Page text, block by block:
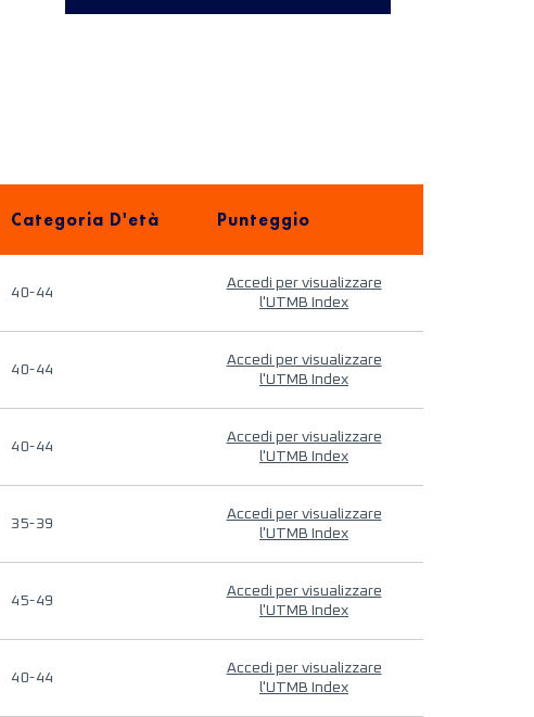
Categoria D'età Punteggio
40-44
Accedi per visualizzare
l'UTMB Index
40-44
Accedi per visualizzare
l'UTMB Index
40-44
Accedi per visualizzare
l'UTMB Index
35-39
Accedi per visualizzare
l'UTMB Index
45-49
Accedi per visualizzare
l'UTMB Index
40-44
Accedi per visualizzare
l'UTMB Index